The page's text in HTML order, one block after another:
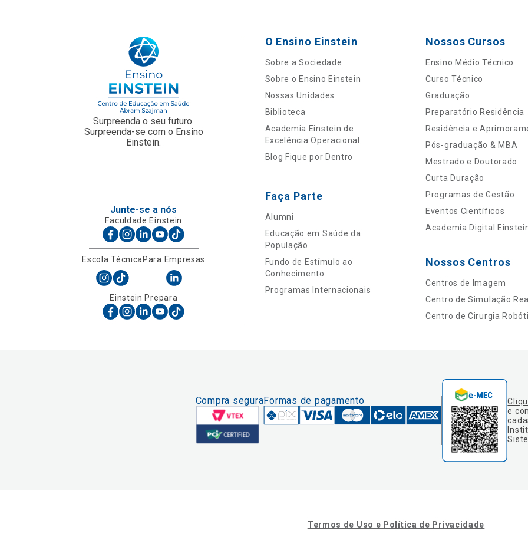
Surpreenda o seu futuro.
Surpreenda-se com o Ensino
Einstein.
Junte-se a nós
Faculdade Einstein
Escola TécnicaPara Empresas
Einstein Prepara
O Ensino Einstein
Sobre a Sociedade
Sobre o Ensino Einstein
Nossas Unidades
Biblioteca
Academia Einstein de
Excelência Operacional
Blog Fique por Dentro
Faça Parte
Alumni
Educação em Saúde da
População
Fundo de Estímulo ao
Conhecimento
Programas Internacionais
Nossos Cursos
Ensino Médio Técnico
Curso Técnico
Graduação
Preparatório Residência
Residência e
Pós-graduação & MBA
Mestrado e Doutorado
Curta Duração
Programas de Gestão
Eventos Científicos
Academia Digital
Nossos Centros
Centros de Imagem
Centro de Simulação
Centro de Cirurgia
Compra seguraFormas de pagamento
e
Termos de Uso e Política de Privacidade